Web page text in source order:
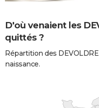
D'où venaient les
quittés ?
Répartition des
naissance.